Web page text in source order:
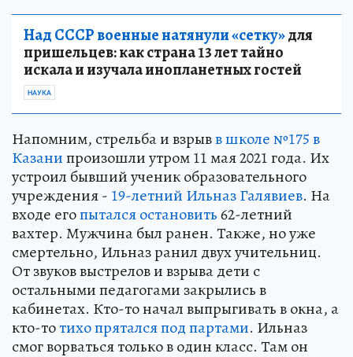
Над СССР военные натянули «сетку»для
пришельцев: как страна 13 лет тайно
искала и изучала инопланетных гостей
НАУКА
Напомним, стрельба и взрывв школе №175 в
Казанипроизошли утром 11 мая 2021 года. Их
устроил бывший ученик образовательного
учреждения - 19-летний Ильназ Галявиев. На
входе егопытался остановить62-летний
вахтер. Мужчина был ранен. Также, но уже
смертельно, Ильназ ранил двух учительниц.
От звуков выстрелов и взрыва дети с
остальными педагогами закрылись в
кабинетах. Кто-то начал выпрыгивать в окна, а
кто-тотихо прятался под партами. Ильназ
смог ворваться только в один класс. Там он